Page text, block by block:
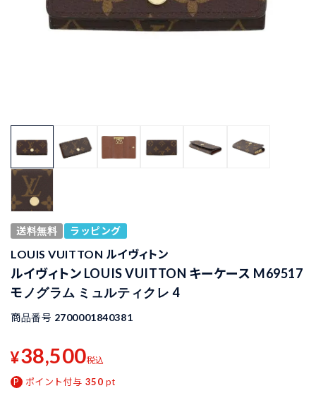
送料無料 ラッピング
LOUIS VUITTON ルイヴィトン
ルイヴィトン LOUIS VUITTON キーケース M69517
モノグラム ミュルティクレ 4
商品番号 2700001840381
¥38,500税込
ポイント付与 350 pt